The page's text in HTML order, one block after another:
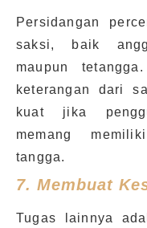
Persidangan
saksi, baik
maupun
keterangan dari
kuat jika
memang
tangga.
7. Membuat
Tugas lainnya